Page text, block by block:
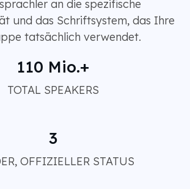
an die spezifische
und das Schriftsystem, das Ihre
tatsächlich verwendet.
110 Mio.+
TOTAL SPEAKERS
3
OFFIZIELLER STATUS